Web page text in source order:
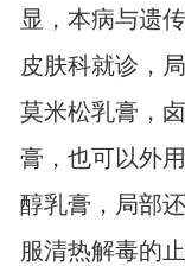
显，本病与遗
皮肤科就诊，
莫米松乳膏，
膏，也可以外
醇乳膏，局部
服清热解毒的